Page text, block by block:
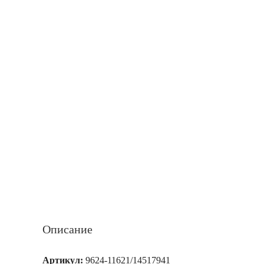
Описание
Артикул: 9624-11621/14517941